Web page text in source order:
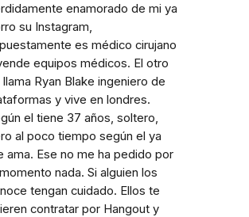
enamorado de mi ya
su Instagram,
es médico cirujano
equipos médicos. El otro
Ryan Blake ingeniero de
y vive en londres.
el tiene 37 años, soltero,
al poco tiempo según el ya
ama. Ese no me ha pedido por
nada. Si alguien los
tengan cuidado. Ellos te
contratar por Hangout y